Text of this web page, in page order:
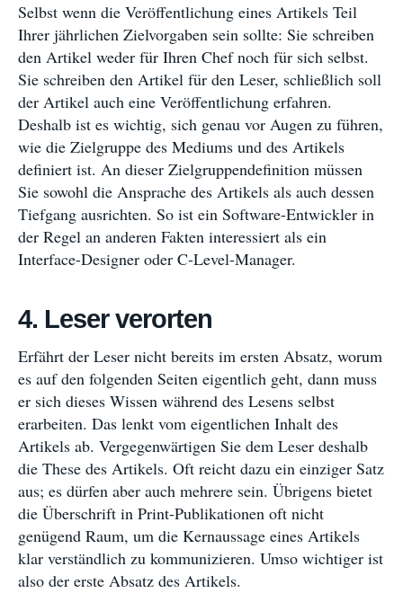
Selbst wenn die Veröffentlichung eines Artikels Teil
Ihrer jährlichen Zielvorgaben sein sollte: Sie schreiben
den Artikel weder für Ihren Chef noch für sich selbst.
Sie schreiben den Artikel für den Leser, schließlich soll
der Artikel auch eine Veröffentlichung erfahren.
Deshalb ist es wichtig, sich genau vor Augen zu führen,
wie die Zielgruppe des Mediums und des Artikels
definiert ist. An dieser Zielgruppendefinition müssen
Sie sowohl die Ansprache des Artikels als auch dessen
Tiefgang ausrichten. So ist ein Software-Entwickler in
der Regel an anderen Fakten interessiert als ein
Interface-Designer oder C-Level-Manager.
4. Leser verorten
Erfährt der Leser nicht bereits im ersten Absatz, worum
es auf den folgenden Seiten eigentlich geht, dann muss
er sich dieses Wissen während des Lesens selbst
erarbeiten. Das lenkt vom eigentlichen Inhalt des
Artikels ab. Vergegenwärtigen Sie dem Leser deshalb
die These des Artikels. Oft reicht dazu ein einziger Satz
aus; es dürfen aber auch mehrere sein. Übrigens bietet
die Überschrift in Print-Publikationen oft nicht
genügend Raum, um die Kernaussage eines Artikels
klar verständlich zu kommunizieren. Umso wichtiger ist
also der erste Absatz des Artikels.